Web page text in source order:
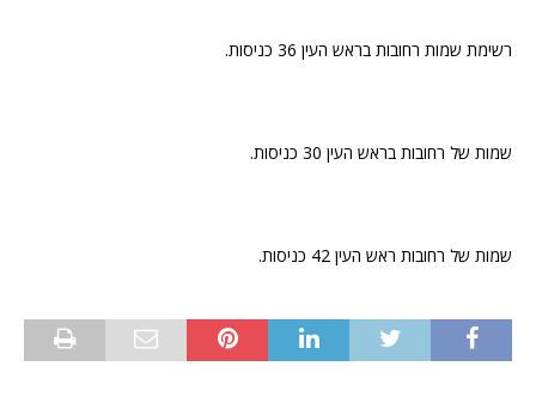
רשימת שמות רחובות בראש העין 36 כניסות.
שמות של רחובות בראש העין 30 כניסות.
שמות של רחובות ראש העין 42 כניסות.